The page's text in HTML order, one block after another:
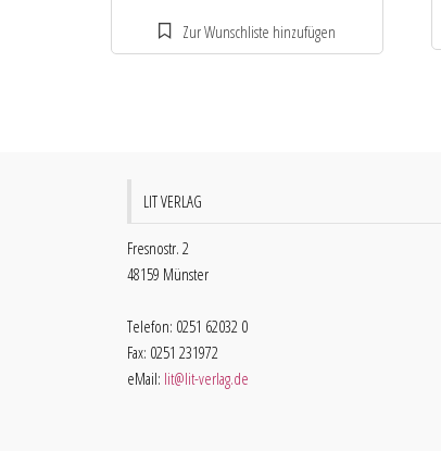
LIT VERLAG
Fresnostr. 2
48159 Münster
Telefon: 0251 62032 0
Fax: 0251 231972
eMail: lit@lit-verlag.de